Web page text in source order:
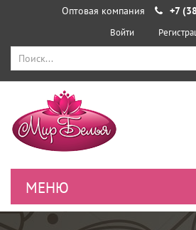
Оптовая компания +7
Войти